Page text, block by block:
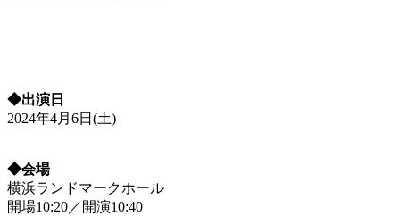
◆出演日
2024年4月6日(土)
◆会場
横浜ランドマークホール
開場10:20／開演10:40